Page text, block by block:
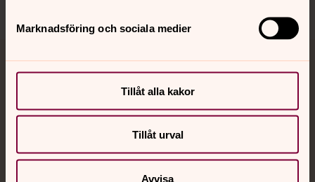
Marknadsföring och sociala medier
Tillåt alla kakor
Tillåt urval
Avvisa
Jourhavande präst
med en präst på kvällar och nätter.
Chatt